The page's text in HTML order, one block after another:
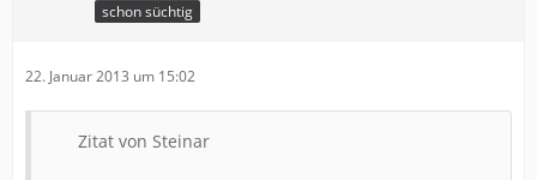
schon süchtig
22. Januar 2013 um 15:02
Zitat von Steinar